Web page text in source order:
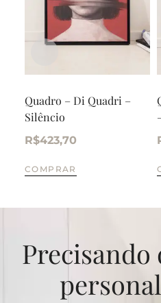
Quadro – Di Quadri –
Silêncio
R$423,70
COMPRAR
Precisando